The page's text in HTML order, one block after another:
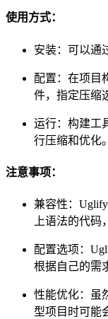
使用方式：
安装：可以通
配置：在项目
件，指定压缩
运行：构建工
行压缩和优化。
注意事项：
兼容性：
上语法的代码
配置选项：
根据自己的需
性能优化：虽
型项目时可能